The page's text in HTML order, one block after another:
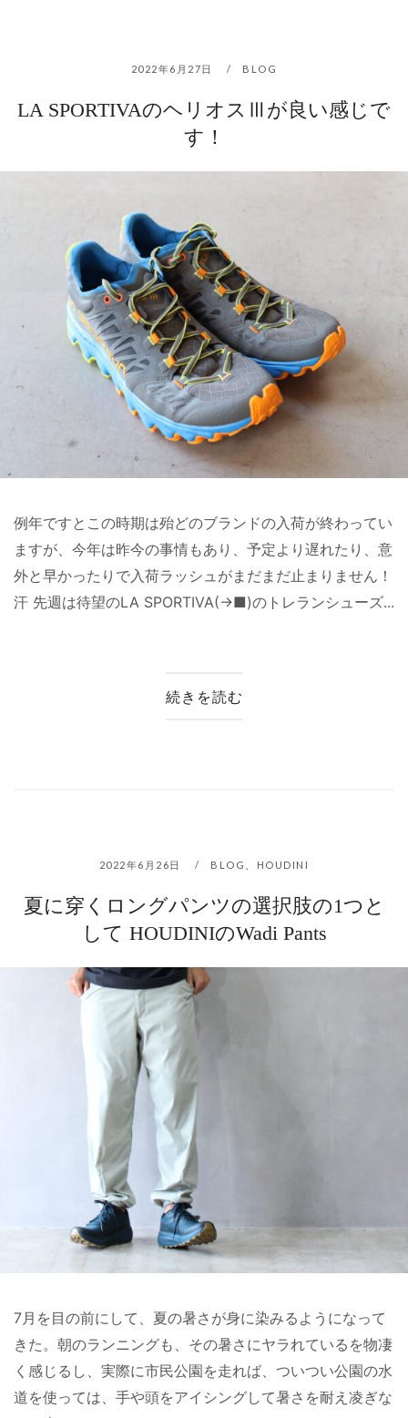
2022年6月27日 BLOG
LA SPORTIVAのヘリオスⅢが良い感じで
す！
例年ですとこの時期は殆どのブランドの入荷が終わってい
ますが、今年は昨今の事情もあり、予定より遅れたり、意
外と早かったりで入荷ラッシュがまだまだ止まりません！
汗 先週は待望のLA SPORTIVA(→■)のトレランシューズ...
続きを読む
2022年6月26日 BLOG HOUDINI
夏に穿くロングパンツの選択肢の1つと
して HOUDINIのWadi Pants
7月を目の前にして、夏の暑さが身に染みるようになって
きた。朝のランニングも、その暑さにヤラれているを物凄
く感じるし、実際に市民公園を走れば、ついつい公園の水
道を使っては、手や頭をアイシングして暑さを耐え凌ぎな